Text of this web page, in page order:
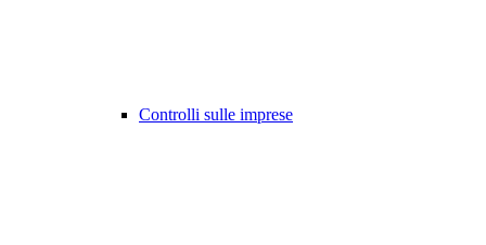
Controlli sulle imprese